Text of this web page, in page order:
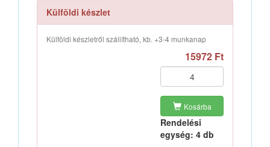
Külföldi készlet
Külföldi készletről szállítható, kb. +3-4 munkanap
15972 Ft
Kosárba
Rendelési
egység: 4 db